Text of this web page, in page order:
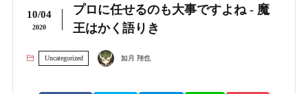
10/04
2020
プロに任せるのも大事ですよね - 魔
王はかく語りき
Uncategorized 如月 翔也